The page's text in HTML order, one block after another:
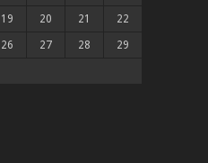
19 20 21 22
26 27 28 29